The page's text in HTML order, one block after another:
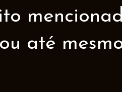
até